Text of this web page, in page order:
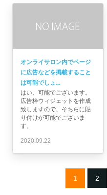
オンライサロン内でページ
に広告などを掲載すること
は可能でしょ...
はい、可能でございます。
広告枠ウィジェットを作成
致しますので、そちらに貼
り付けが可能でございま
す。
2020.09.22
1 2